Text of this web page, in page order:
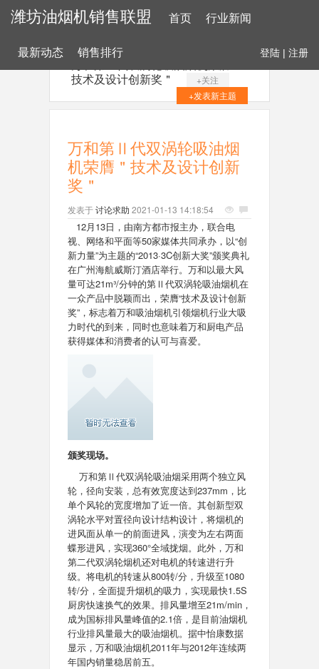
潍坊油烟机销售联盟 首页 行业新闻
最新动态 销售排行 登陆 | 注册
技术及设计创新奖＂
+关注
+发表新主题
万和第Ⅱ代双涡轮吸油烟
机荣膺＂技术及设计创新
奖＂
发表于讨论求助 2021-01-13 14:18:54
12月13日， 由南方都市报主办，联合电
视、网络和平面等50家媒体共同承办，以“创
新力量”为主题的“2013·3C创新大奖”颁奖典礼
在广州海航威斯汀酒店举行。 万和以最大风
量可达21m³/分钟的第Ⅱ代双涡轮吸油烟机在
一众产品中脱颖而出，荣膺“技术及设计创新
奖”，标志着万和吸油烟机引领烟机行业大吸
力时代的到来，同时也意味着万和厨电产品
获得媒体和消费者的认可与喜爱。
颁奖现场。
万和第Ⅱ代双涡轮吸油烟采用两个独立风
轮，径向安装，总有效宽度达到237mm，比
单个风轮的宽度增加了近一倍。其创新型双
涡轮水平对置径向设计结构设计，将烟机的
进风面从单一的前面进风，演变为左右两面
蝶形进风，实现360°全域拢烟。此外，万和
第二代双涡轮烟机还对电机的转速进行升
级。将电机的转速从800转/分，升级至1080
转/分，全面提升烟机的吸力，实现最快1.5S
厨房快速换气的效果。排风量增至21m/min，
成为国标排风量峰值的2.1倍，是目前油烟机
行业排风量最大的吸油烟机。 据中怡康数据
显示，万和吸油烟机2011年与2012年连续两
年国内销量稳居前五。